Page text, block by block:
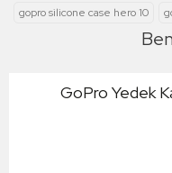
gopro silicone case hero 10
GoPro Yedek